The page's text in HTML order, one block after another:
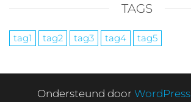
TAGS
tag1 tag2 tag3 tag4 tag5
Ondersteund door WordPress